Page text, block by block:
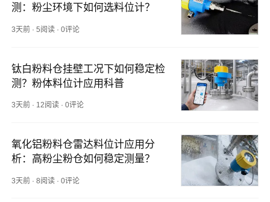
测：粉尘环境下如何选料位计？
3天前 ·5阅读 ·0评论
钛白粉料仓挂壁工况下如何稳定检
测？粉体料位计应用科普
3天前 · 12阅读 ·0评论
氧化铝粉料仓雷达料位计应用分
析：高粉尘粉仓如何稳定测量？
3天前 ·8阅读 ·0评论